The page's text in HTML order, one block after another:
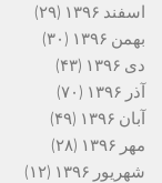
اسفند ۱۳۹۶
(۲۹)
بهمن ۱۳۹۶
(۳۰)
دی ۱۳۹۶
(۴۳)
آذر ۱۳۹۶
(۷۰)
آبان ۱۳۹۶
(۴۹)
مهر ۱۳۹۶
(۲۸)
شهریور ۱۳۹۶
(۱۲)